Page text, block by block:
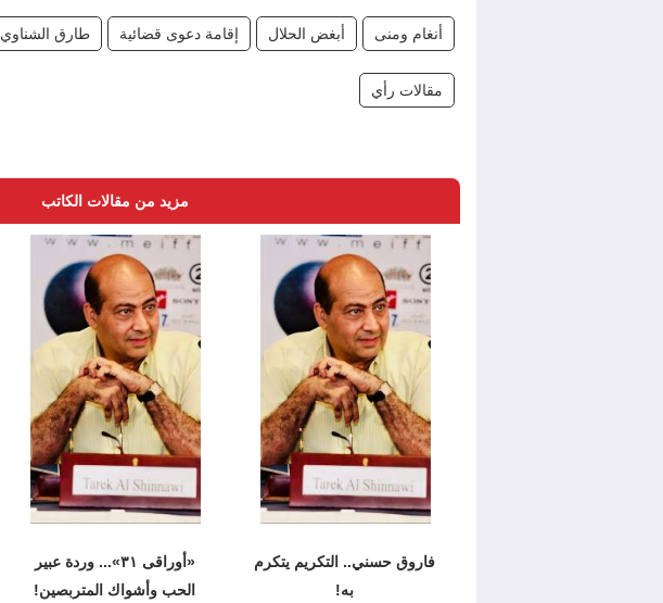
أنغام ومنى أبغض الحلال إقامة دعوى قضائية طارق الشناوي
مقالات رأي
مزيد من مقالات الكاتب
فاروق حسني.. التكريم يتكرم
به!
«أوراقى ٣١»... وردة عبير
الحب وأشواك المتربصين!